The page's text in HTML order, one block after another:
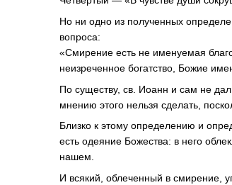
Но ни одно из полученных
вопроса:
«Смирение есть не именуемая
неизреченное богатство, Божие
По существу, св. Иоанн и сам не
мнению этого нельзя сделать,
Близко к этому определению и
есть одеяние Божества: в него
нашем.
И всякий, облеченный в смирение,